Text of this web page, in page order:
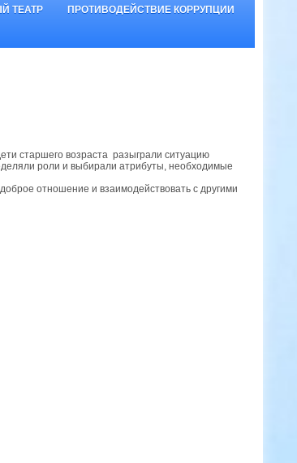
ТЕАТР ПРОТИВОДЕЙСТВИЕ КОРРУПЦИИ
старшего возраста разыграли ситуацию
роли и выбирали атрибуты, необходимые
отношение и взаимодействовать с другими